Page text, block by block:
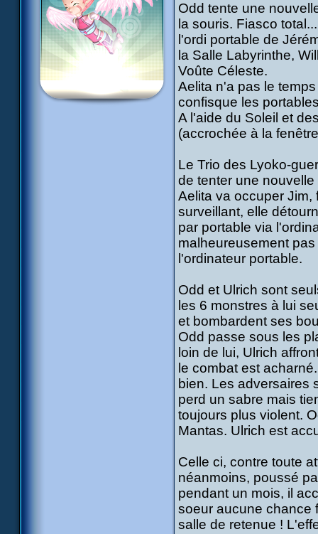
Odd tente une
la souris. Fiasco
l'ordi portable de
la Salle Labyrinthe,
Voûte Céleste.
Aelita n'a pas le
confisque les
A l'aide du Soleil et
(accrochée à la
Le Trio des Lyoko-
de tenter une
Aelita va occuper Jim,
surveillant, elle
par portable via
malheureusement
l'ordinateur portable.
Odd et Ulrich sont
les 6 monstres à lui
et bombardent ses
Odd passe sous les
loin de lui, Ulrich
le combat est
bien. Les adversaires
perd un sabre mais
toujours plus violent.
Mantas. Ulrich est
Celle ci, contre toute
néanmoins, poussé
pendant un mois, il
soeur aucune chance
salle de retenue !